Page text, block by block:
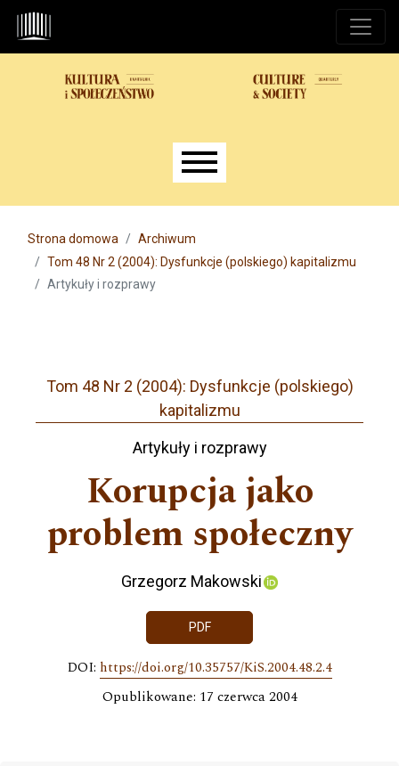
Przejdź do głównego menu
Przejdź do sekcji głównej
Przejdź do stopki
Main menu
Strona domowa
Archiwum
Tom 48 Nr 2 (2004): Dysfunkcje (polskiego) kapitalizmu
Artykuły i rozprawy
Tom 48 Nr 2 (2004): Dysfunkcje (polskiego)
kapitalizmu
Artykuły i rozprawy
Korupcja jako
problem społeczny
Grzegorz Makowski
PDF
DOI: https://doi.org/10.35757/KiS.2004.48.2.4
Opublikowane: 17 czerwca 2004